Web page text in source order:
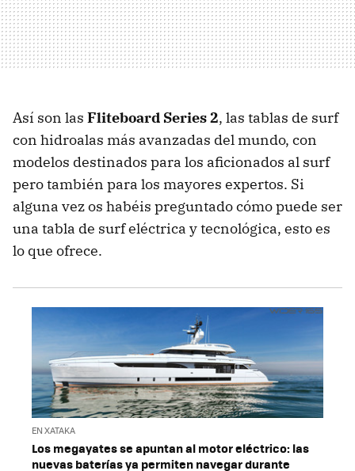
Así son las Fliteboard Series 2, las tablas de surf
con hidroalas más avanzadas del mundo, con
modelos destinados para los aficionados al surf
pero también para los mayores expertos. Si
alguna vez os habéis preguntado cómo puede ser
una tabla de surf eléctrica y tecnológica, esto es
lo que ofrece.
EN XATAKA
Los megayates se apuntan al motor eléctrico: las
nuevas baterías ya permiten navegar durante